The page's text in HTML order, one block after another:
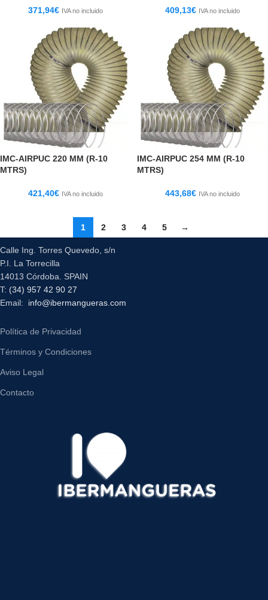
371,94€ IVA no incluido 409,13€ IVA no incluido
IMC-AIRPUC 220 MM (R-10
MTRS)
421,40€ IVA no incluido
IMC-AIRPUC 254 MM (R-10
MTRS)
443,68€ IVA no incluido
1 2 3 4 5 →
Calle Ing. Torres Quevedo, s/n
P.I. La Torrecilla
14013 Córdoba. SPAIN
T: (34) 957 42 90 27
Email: info@ibermangueras.com
Política de Privacidad
Términos y Condiciones
Aviso Legal
Contacto